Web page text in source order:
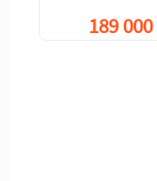
189